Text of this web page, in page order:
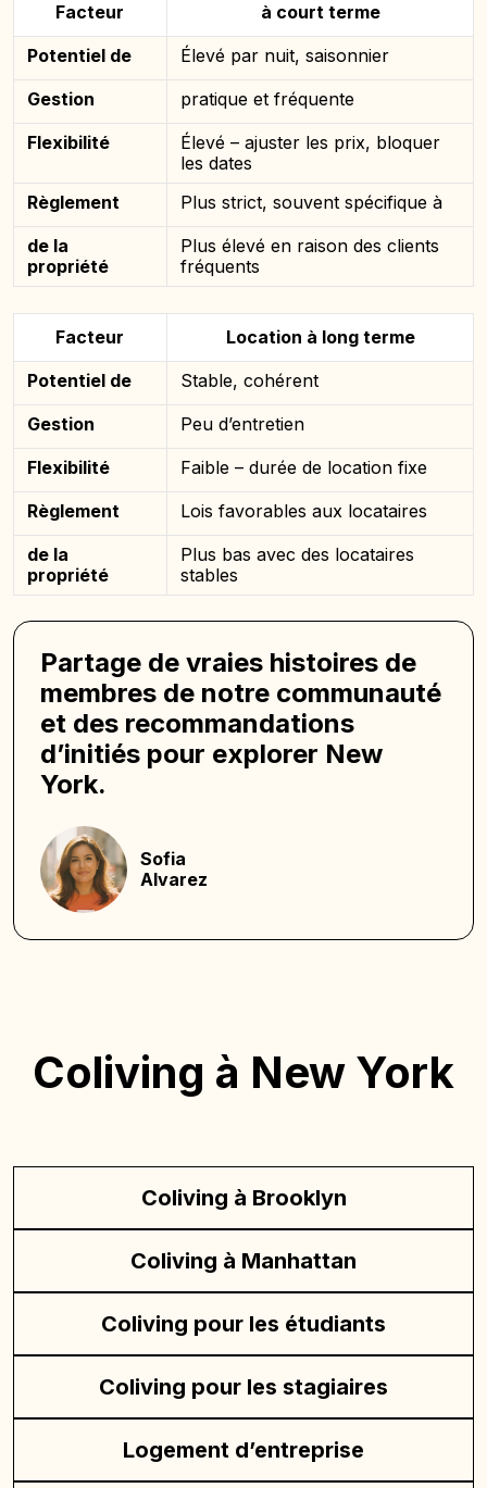
Facteur
à court terme
Potentiel de
Élevé par nuit, saisonnier
Gestion
pratique et fréquente
Flexibilité
Élevé – ajuster les prix, bloquer
les dates
Règlement
Plus strict, souvent spécifique à
de la
propriété
Plus élevé en raison des clients
fréquents
Facteur
Location à long terme
Potentiel de
Stable, cohérent
Gestion
Peu d’entretien
Flexibilité
Faible – durée de location fixe
Règlement
Lois favorables aux locataires
de la
propriété
Plus bas avec des locataires
stables
Partage de vraies histoires de
membres de notre communauté
et des recommandations
d’initiés pour explorer New
York.
Sofia
Alvarez
Coliving à New York
Coliving à Brooklyn
Coliving à Manhattan
Coliving pour les étudiants
Coliving pour les stagiaires
Logement d’entreprise